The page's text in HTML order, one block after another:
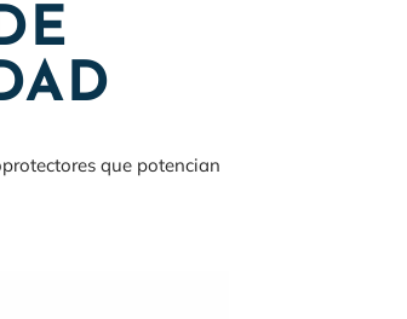
que potencian